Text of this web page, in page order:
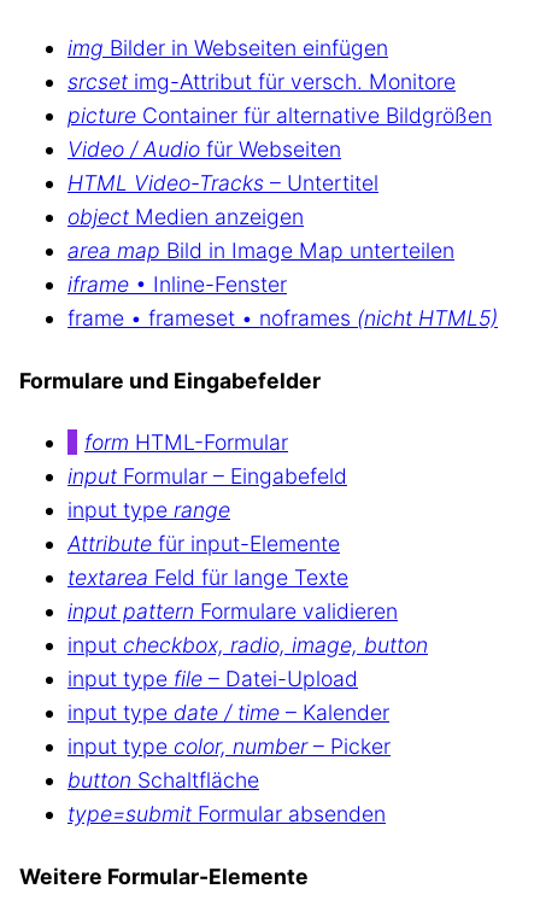
img Bilder in Webseiten einfügen
srcset img-Attribut für versch. Monitore
picture Container für alternative Bildgrößen
Video / Audio für Webseiten
HTML Video-Tracks – Untertitel
object Medien anzeigen
area map Bild in Image Map unterteilen
iframe • Inline-Fenster
frame • frameset • noframes (nicht HTML5)
Formulare und Eingabefelder
form HTML-Formular
input Formular – Eingabefeld
input type range
Attribute für input-Elemente
textarea Feld für lange Texte
input pattern Formulare validieren
input checkbox, radio, image, button
input type file – Datei-Upload
input type date / time – Kalender
input type color, number– Picker
button Schaltfläche
type=submit Formular absenden
Weitere Formular-Elemente